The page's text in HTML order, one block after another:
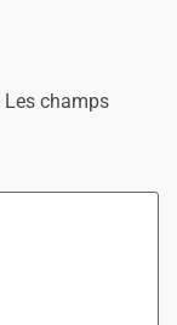
Les champs